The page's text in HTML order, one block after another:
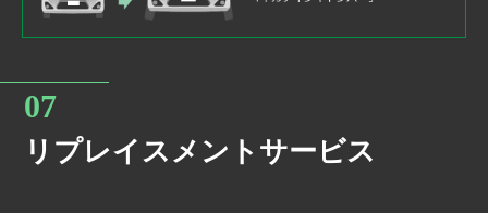
リプレイスメントサービス